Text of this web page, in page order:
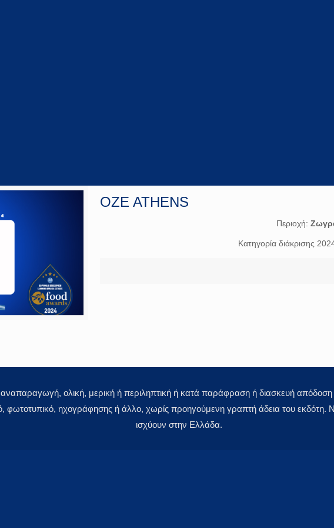
OZE ATHENS
Περιοχή:
Κατηγορία διάκρισης
ολική, μερική ή περιληπτική ή κατά παράφραση ή διασκευή απόδοση
φωτοτυπικό, ηχογράφησης ή άλλο, χωρίς προηγούμενη γραπτή άδεια του εκδότη.
ισχύουν στην Ελλάδα.